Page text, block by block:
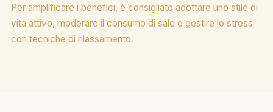
Per amplificare i benefici, è consigliato adottare uno stile di
vita attivo, moderare il consumo di sale e gestire lo stress
con tecniche di rilassamento.